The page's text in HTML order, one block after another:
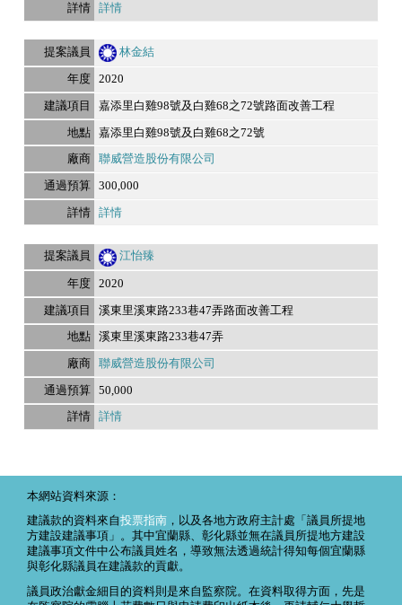
詳情
林金結
2020
嘉添里白雞98號及白雞68之72號路面改善工程
嘉添里白雞98號及白雞68之72號
聯威營造股份有限公司
300,000
詳情
江怡臻
2020
溪東里溪東路233巷47弄路面改善工程
溪東里溪東路233巷47弄
聯威營造股份有限公司
50,000
詳情
本網站資料來源：
建議款的資料來自投票指南 ，以及各地方政府主計處「議員所提地
方建設建議事項」。其中宜蘭縣、彰化縣並無在議員所提地方建設
建議事項文件中公布議員姓名，導致無法透過統計得知每個宜蘭縣
與彰化縣議員在建議款的貢獻。
議員政治獻金細目的資料則是來自監察院。在資料取得方面，先是